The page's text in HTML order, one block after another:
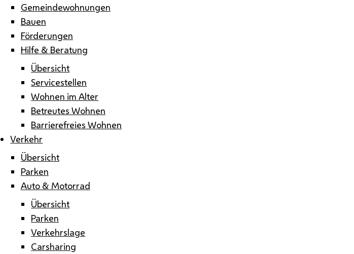
Gemeindewohnungen
Bauen
Förderungen
Hilfe & Beratung
Übersicht
Servicestellen
Wohnen im Alter
Betreutes Wohnen
Barrierefreies Wohnen
Verkehr
Übersicht
Parken
Auto & Motorrad
Übersicht
Parken
Verkehrslage
Carsharing